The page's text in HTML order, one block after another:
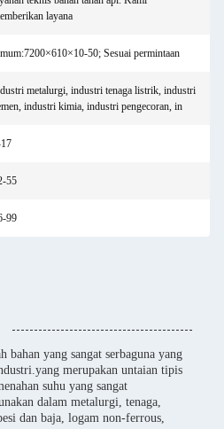
layana
50; Sesuai permintaan
metalurgi, industri tenaga listrik, industri
industri kimia, industri pengecoran, in
55
99
bahan yang sangat serbaguna yang
merupakan untaian tipis
suhu yang sangat
dalam metalurgi, tenaga,
dan baja, logam non-ferrous,